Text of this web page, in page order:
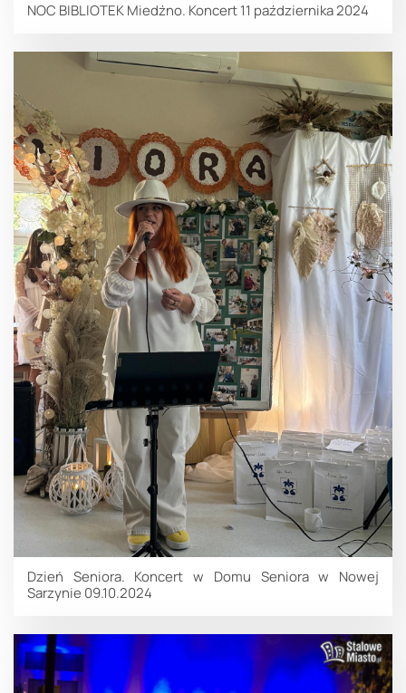
NOC BIBLIOTEK Miedźno. Koncert 11 października 2024
Dzień Seniora. Koncert w Domu Seniora w Nowej
Sarzynie 09.10.2024